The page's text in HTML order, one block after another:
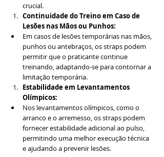
crucial.
Continuidade do Treino em Caso de
Lesões nas Mãos ou Punhos:
Em casos de lesões temporárias nas mãos,
punhos ou antebraços, os straps podem
permitir que o praticante continue
treinando, adaptando-se para contornar a
limitação temporária.
Estabilidade em Levantamentos
Olímpicos:
Nos levantamentos olímpicos, como o
arranco e o arremesso, os straps podem
fornecer estabilidade adicional ao pulso,
permitindo uma melhor execução técnica
e ajudando a prevenir lesões.